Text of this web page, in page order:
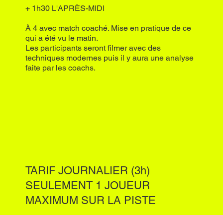
+ 1h30 L'APRÈS-MIDI
À 4 avec match coaché. Mise en pratique de ce
qui a été vu le matin.
Les participants seront filmer avec des
techniques modernes puis il y aura une analyse
faite par les coachs.
TARIF JOURNALIER (3h)
SEULEMENT 1 JOUEUR
MAXIMUM SUR LA PISTE